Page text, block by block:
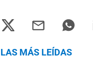
LAS MÁS LEÍDAS